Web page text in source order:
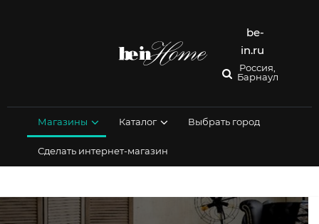
be-
in.ru
Россия,
Барнаул
Магазины Каталог Выбрать город
Сделать интернет-магазин